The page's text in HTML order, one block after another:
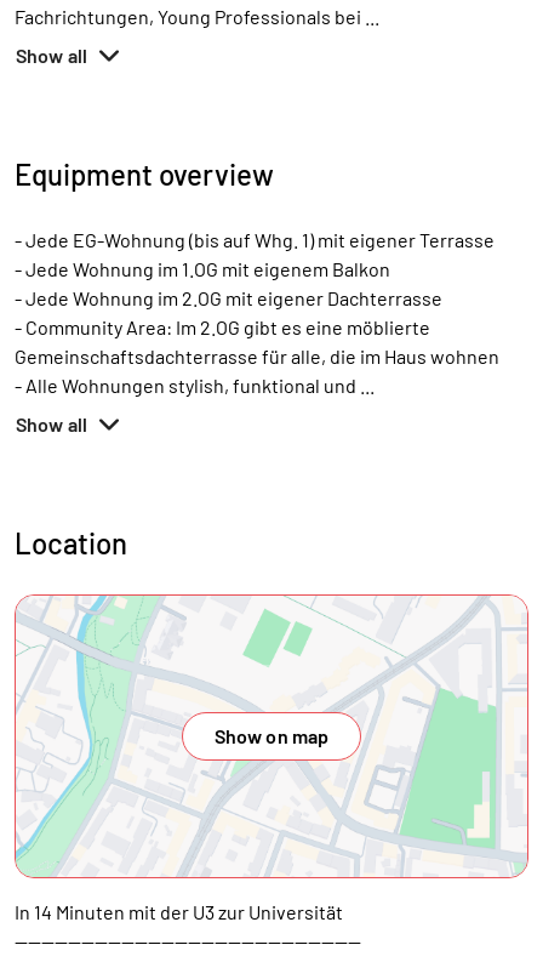
Fachrichtungen, Young Professionals bei
Show all
Equipment overview
- Jede EG-Wohnung (bis auf Whg. 1) mit eigener Terrasse
- Jede Wohnung im 1.OG mit eigenem Balkon
- Jede Wohnung im 2.OG mit eigener Dachterrasse
- Community Area: Im 2.OG gibt es eine möblierte
Gemeinschaftsdachterrasse für alle, die im Haus wohnen
- Alle Wohnungen stylish, funktional und
Show all
Location
Show on map
In 14 Minuten mit der U3 zur Universität
----------------------------------------------------